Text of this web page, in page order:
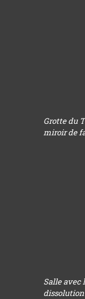
Grotte du
miroir de
Salle avec